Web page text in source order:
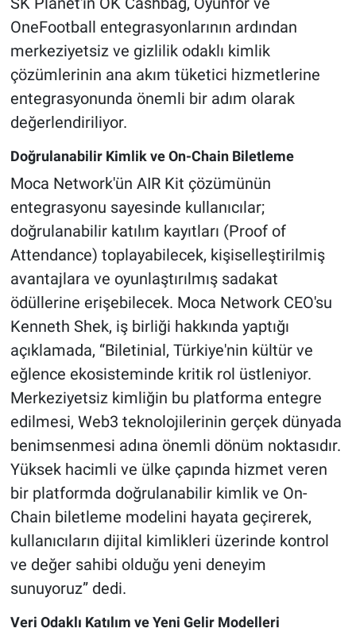
OneFootball entegrasyonlarının ardından
merkeziyetsiz ve gizlilik odaklı kimlik
çözümlerinin ana akım tüketici hizmetlerine
entegrasyonunda önemli bir adım olarak
değerlendiriliyor.
Doğrulanabilir Kimlik ve On-Chain Biletleme
Moca Network'ün AIR Kit çözümünün
entegrasyonu sayesinde kullanıcılar;
doğrulanabilir katılım kayıtları (Proof of
Attendance) toplayabilecek, kişiselleştirilmiş
avantajlara ve oyunlaştırılmış sadakat
ödüllerine erişebilecek. Moca Network CEO'su
Kenneth Shek, iş birliği hakkında yaptığı
açıklamada, “Biletinial, Türkiye'nin kültür ve
eğlence ekosisteminde kritik rol üstleniyor.
Merkeziyetsiz kimliğin bu platforma entegre
edilmesi, Web3 teknolojilerinin gerçek dünyada
benimsenmesi adına önemli dönüm noktasıdır.
Yüksek hacimli ve ülke çapında hizmet veren
bir platformda doğrulanabilir kimlik ve On-
Chain biletleme modelini hayata geçirerek,
kullanıcıların dijital kimlikleri üzerinde kontrol
ve değer sahibi olduğu yeni deneyim
sunuyoruz” dedi.
Veri Odaklı Katılım ve Yeni Gelir Modelleri